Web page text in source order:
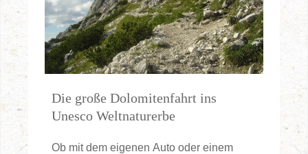
Die große Dolomitenfahrt ins
Unesco Weltnaturerbe
Ob mit dem eigenen Auto oder einem